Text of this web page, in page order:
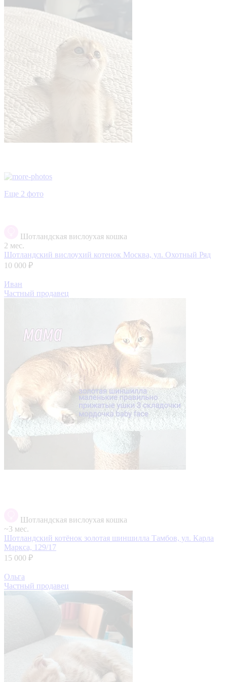
Еще 2 фото
Шотландская вислоухая кошка
2 мес.
Шотландский вислоухий котенок Москва, ул. Охотный Ряд
10 000 ₽
Иван
Частный продавец
Шотландская вислоухая кошка
~3 мес.
Шотландский котёнок золотая шиншилла Тамбов, ул. Карла
Маркса, 129/17
15 000 ₽
Ольга
Частный продавец